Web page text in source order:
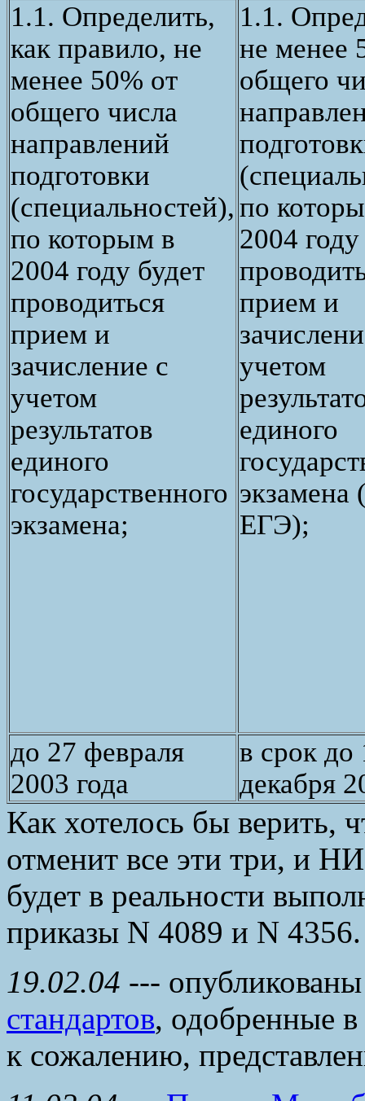
1.1. Определить,
как правило, не
менее 50% от
общего числа
направлений
подготовки
(специальностей),
по которым в
2004 году будет
проводиться
прием и
зачисление с
учетом
результатов
единого
государственного
экзамена;
1.1.
не менее
общего
по
2004 году
прием и
учетом
единого
экзамена
ЕГЭ);
до 27 февраля
2003 года
в срок до
декабря
Как хотелось бы
отменит все эти три, и
будет в реальности
приказы N 4089 и N 4356.
19.02.04 --- опубликованы
стандартов, одобренные
к сожалению,